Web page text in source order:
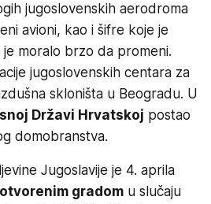
jugoslovenskih aerodroma
avioni, kao i šifre koje je
je moralo brzo da promeni.
jugoslovenskih centara za
skloništa u Beogradu. U
Državi Hrvatskoj postao
domobranstva.
Jugoslavije je 4. aprila
gradom u slučaju